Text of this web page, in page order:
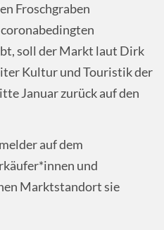
Froschgraben
soll der Markt laut Dirk
Kultur und Touristik der
Januar zurück auf den
auf dem
und
Marktstandort sie